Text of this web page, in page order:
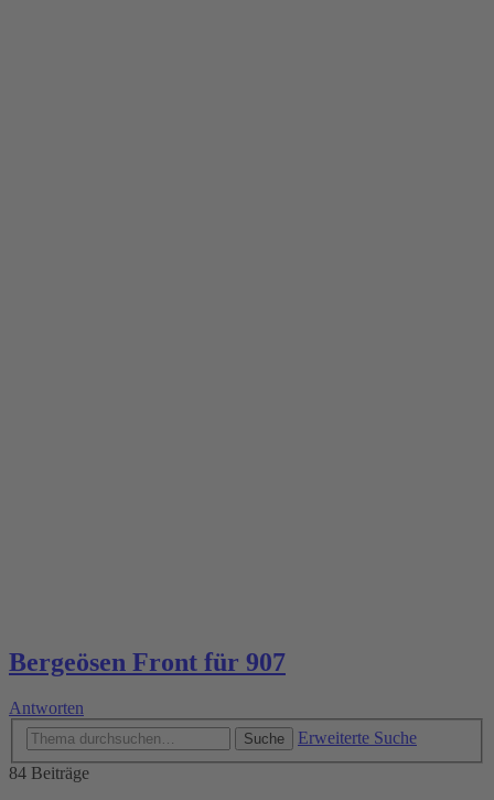
Bergeösen Front für 907
Antworten
Suche
Erweiterte Suche
84 Beiträge